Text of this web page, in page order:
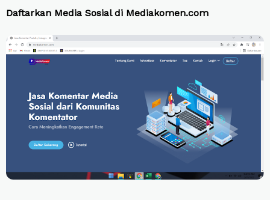
Daftarkan Media Sosial di Mediakomen.com